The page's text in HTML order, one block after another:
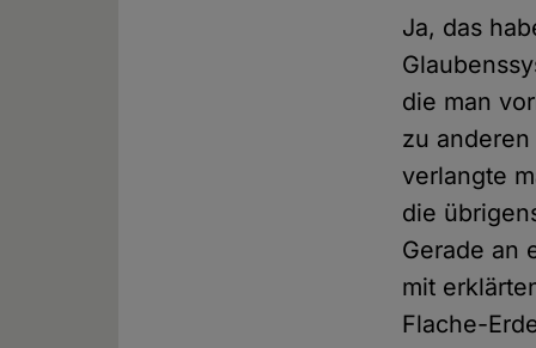
Ja, das
die man
zu
verlangte
die
Gerade an
mit
Flache-